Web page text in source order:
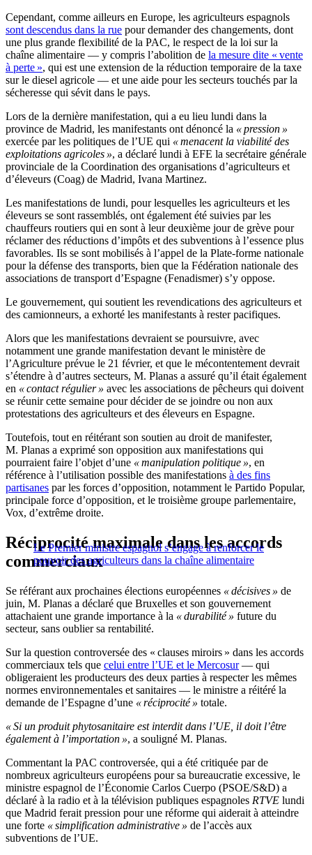
Cependant, comme ailleurs en Europe, les agriculteurs espagnols
sont descendus dans la rue pour demander des changements, dont
une plus grande flexibilité de la PAC, le respect de la loi sur la
chaîne alimentaire — y compris l’abolition de la mesure dite « vente
à perte », qui est une extension de la réduction temporaire de la taxe
sur le diesel agricole — et une aide pour les secteurs touchés par la
sécheresse qui sévit dans le pays.
Lors de la dernière manifestation, qui a eu lieu lundi dans la
province de Madrid, les manifestants ont dénoncé la « pression »
exercée par les politiques de l’UE qui « menacent la viabilité des
exploitations agricoles », a déclaré lundi à EFE la secrétaire générale
provinciale de la Coordination des organisations d’agriculteurs et
d’éleveurs (Coag) de Madrid, Ivana Martinez.
Les manifestations de lundi, pour lesquelles les agriculteurs et les
éleveurs se sont rassemblés, ont également été suivies par les
chauffeurs routiers qui en sont à leur deuxième jour de grève pour
réclamer des réductions d’impôts et des subventions à l’essence plus
favorables. Ils se sont mobilisés à l’appel de la Plate-forme nationale
pour la défense des transports, bien que la Fédération nationale des
associations de transport d’Espagne (Fenadismer) s’y oppose.
Le gouvernement, qui soutient les revendications des agriculteurs et
des camionneurs, a exhorté les manifestants à rester pacifiques.
Alors que les manifestations devraient se poursuivre, avec
notamment une grande manifestation devant le ministère de
l’Agriculture prévue le 21 février, et que le mécontentement devrait
s’étendre à d’autres secteurs, M. Planas a assuré qu’il était également
en « contact régulier » avec les associations de pêcheurs qui doivent
se réunir cette semaine pour décider de se joindre ou non aux
protestations des agriculteurs et des éleveurs en Espagne.
Toutefois, tout en réitérant son soutien au droit de manifester,
M. Planas a exprimé son opposition aux manifestations qui
pourraient faire l’objet d’une « manipulation politique », en
référence à l’utilisation possible des manifestations à des fins
partisanes par les forces d’opposition, notamment le Partido Popular,
principale force d’opposition, et le troisième groupe parlementaire,
Vox, d’extrême droite.
Le Premier ministre espagnol s’engage à renforcer le
pouvoir des agriculteurs dans la chaîne alimentaire
Réciprocité maximale dans les accords
commerciaux
Se référant aux prochaines élections européennes « décisives » de
juin, M. Planas a déclaré que Bruxelles et son gouvernement
attachaient une grande importance à la « durabilité » future du
secteur, sans oublier sa rentabilité.
Sur la question controversée des « clauses miroirs » dans les accords
commerciaux tels que celui entre l’UE et le Mercosur— qui
obligeraient les producteurs des deux parties à respecter les mêmes
normes environnementales et sanitaires — le ministre a réitéré la
demande de l’Espagne d’une « réciprocité » totale.
« Si un produit phytosanitaire est interdit dans l’UE, il doit l’être
également à l’importation », a souligné M. Planas.
Commentant la PAC controversée, qui a été critiquée par de
nombreux agriculteurs européens pour sa bureaucratie excessive, le
ministre espagnol de l’Économie Carlos Cuerpo (PSOE/S&D) a
déclaré à la radio et à la télévision publiques espagnoles RTVE lundi
que Madrid ferait pression pour une réforme qui aiderait à atteindre
une forte « simplification administrative » de l’accès aux
subventions de l’UE.